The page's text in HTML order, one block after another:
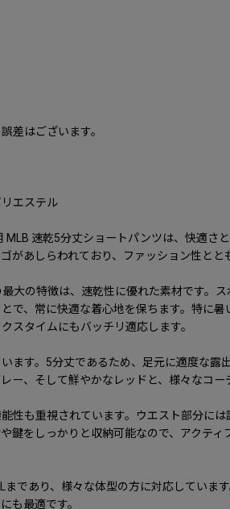
差はございます。
リエステル
MLB 速乾5分丈ショートパンツは、快適さ
があしらわれており、ファッション性と
大の特徴は、速乾性に優れた素材です。
で、常に快適な着心地を保ちます。特に
スタイムにもバッチリ適応します。
ます。5分丈であるため、足元に適度な
ー、そして鮮やかなレッドと、様々なコ
性も重視されています。ウエスト部分に
鍵をしっかりと収納可能なので、アクテ
まであり、様々な体型の方に対応していま
も最適です。